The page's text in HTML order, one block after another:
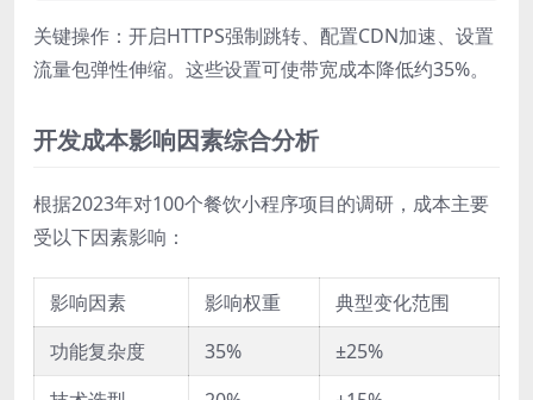
关键操作：开启HTTPS强制跳转、配置CDN加速、设置
流量包弹性伸缩。这些设置可使带宽成本降低约35%。
开发成本影响因素综合分析
根据2023年对100个餐饮小程序项目的调研，成本主要
受以下因素影响：
影响因素 影响权重
典型变化范围
功能复杂度
35%
±25%